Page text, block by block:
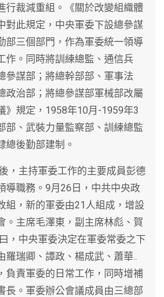
行裁減重組。《關於改變組織體
對此規定，中央軍委下設總參謀
部三個部門，作為軍委統一領導
作。同時將訓練總監、通信兵
參謀部；將總幹部部、軍事法
政治部；將總參謀部軍械部改屬
》規定，1958年10月-1959年3
部、武裝力量監察部、訓練總監
總後勤部建制。
，主持軍委工作的主要成員彭德
導職務。9月26日，中共中央政
組，新的軍委由21人組成，增設
。主席毛澤東，副主席林彪、賀
，中央軍委決定在軍委常委之下
羅瑞卿、譚政、楊成武、蕭華..
負責軍委的日常工作，同時增補
長。軍委辦公會議成員由三總部